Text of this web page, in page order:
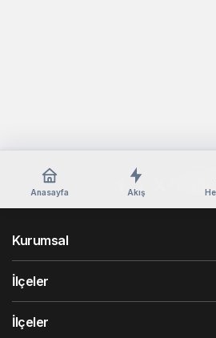
Anasayfa Akış
Kurumsal
İlçeler
İlçeler